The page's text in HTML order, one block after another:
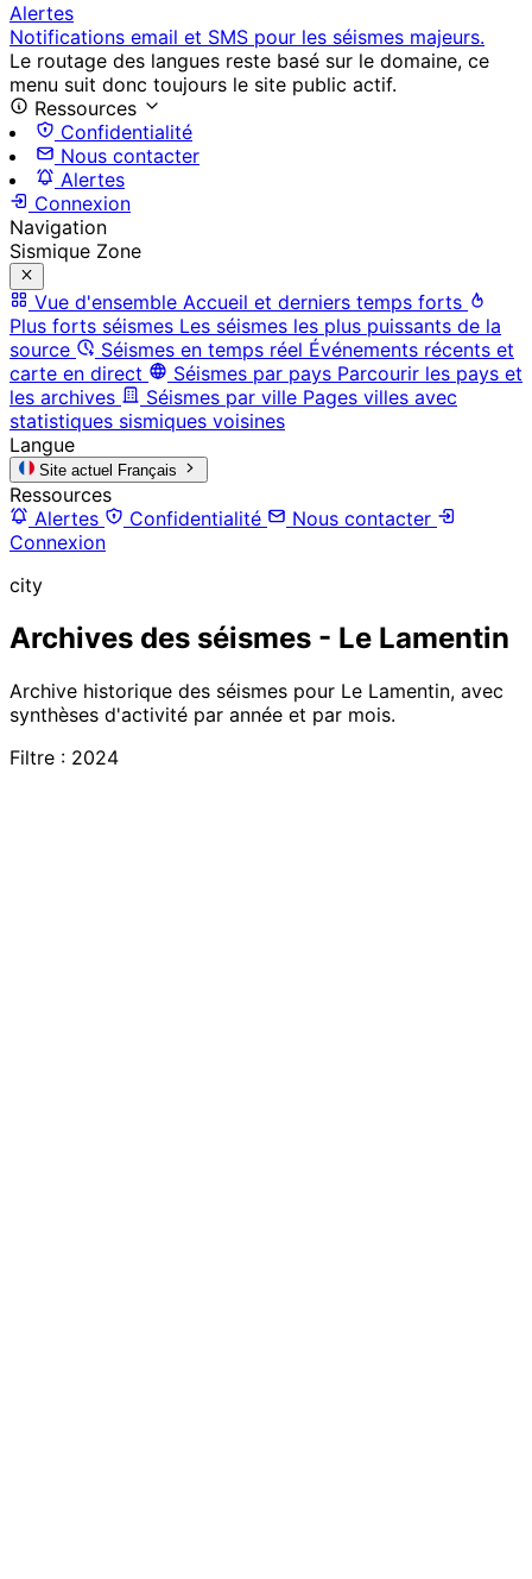
Alertes
Notifications email et SMS pour les séismes majeurs.
Le routage des langues reste basé sur le domaine, ce
menu suit donc toujours le site public actif.
Ressources
Confidentialité
Nous contacter
Alertes
Connexion
Navigation
Sismique Zone
Vue d'ensemble Accueil et derniers temps forts
Plus forts séismes Les séismes les plus puissants de la
source
Séismes en temps réel Événements récents et
carte en direct
Séismes par pays Parcourir les pays et
les archives
Séismes par ville Pages villes avec
statistiques sismiques voisines
Langue
Site actuel Français
Ressources
Alertes
Confidentialité
Nous contacter
Connexion
city
Archives des séismes - Le Lamentin
Archive historique des séismes pour Le Lamentin, avec
synthèses d'activité par année et par mois.
Filtre : 2024